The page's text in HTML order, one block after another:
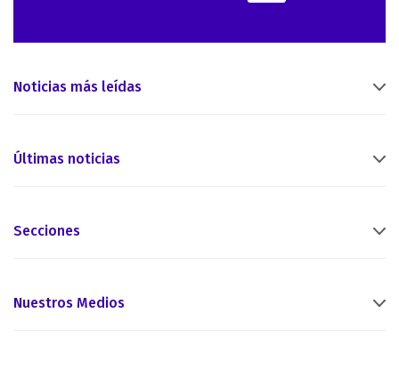
Noticias más leídas
Últimas noticias
Secciones
Nuestros Medios